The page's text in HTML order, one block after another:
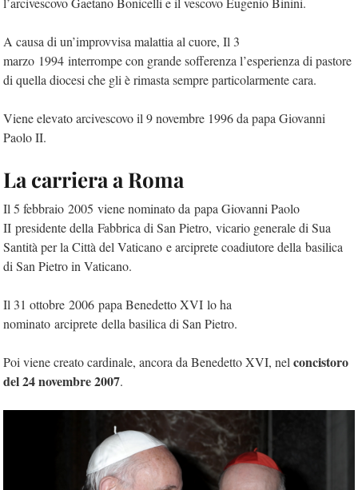
A causa di un’improvvisa malattia al cuore, Il 3
marzo 1994 interrompe con grande sofferenza l’esperienza di pastore
di quella diocesi che gli è rimasta sempre particolarmente cara.
Viene elevato arcivescovo il 9 novembre 1996 da papa Giovanni
Paolo II.
La carriera a Roma
Il 5 febbraio 2005 viene nominato da papa Giovanni Paolo
II presidente della Fabbrica di San Pietro, vicario generale di Sua
Santità per la Città del Vaticano e arciprete coadiutore della basilica
di San Pietro in Vaticano.
Il 31 ottobre 2006 papa Benedetto XVI lo ha
nominato arciprete della basilica di San Pietro.
Poi viene creato cardinale, ancora da Benedetto XVI, nel concistoro
del 24 novembre 2007.